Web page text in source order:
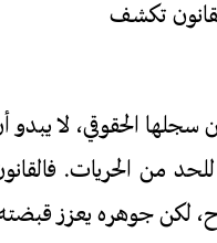
تكشف
الحقوقي، لا
من الحريات.
لكن جوهره يعزز